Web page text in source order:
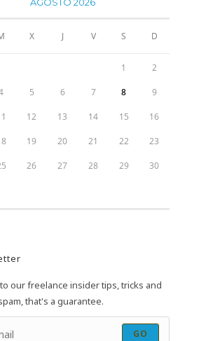
X J V S D
1 2
5 6 7 8 9
12 13 14 15 16
19 20 21 22 23
26 27 28 29 30
our freelance insider tips, tricks and
that's a guarantee.
GO